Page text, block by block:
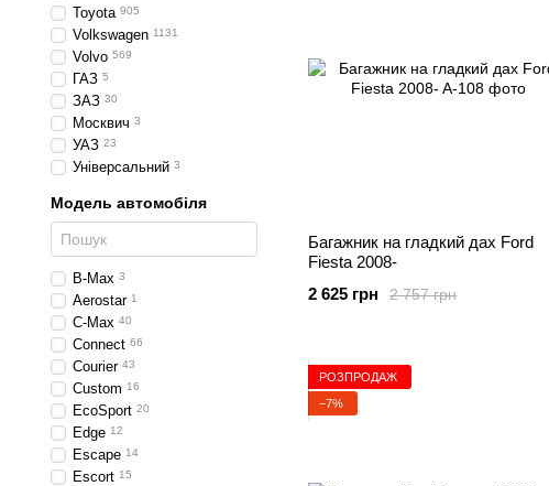
Багажник на гладкий дах Ford
Fiesta 2008-
2 757 грн
2 625 грн
РОЗПРОДАЖ
−7%
Toyota 905
Volkswagen 1131
Volvo 569
ГАЗ 5
ЗАЗ 30
Москвич 3
УАЗ 23
Універсальний 3
Модель автомобіля
B-Max 3
Aerostar 1
C-Max 40
Connect 66
Courier 43
Custom 16
EcoSport 20
Edge 12
Escape 14
Escort 15